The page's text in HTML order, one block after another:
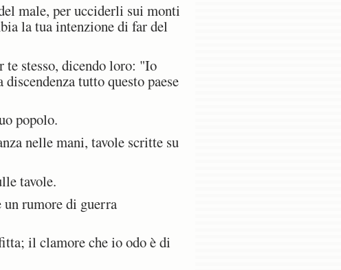
male, per ucciderli sui monti
la tua intenzione di far del
stesso, dicendo loro: "Io
tutto questo paese
popolo.
nelle mani, tavole scritte su
tavole.
rumore di guerra
il clamore che io odo è di